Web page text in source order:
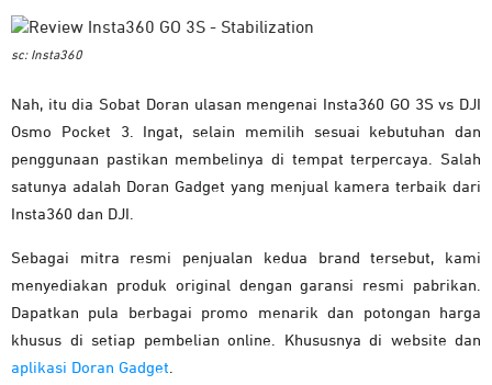
sc: Insta360
Nah, itu dia Sobat Doran ulasan mengenai Insta360 GO 3S vs DJI
Osmo Pocket 3. Ingat, selain memilih sesuai kebutuhan dan
penggunaan pastikan membelinya di tempat terpercaya. Salah
satunya adalah Doran Gadget yang menjual kamera terbaik dari
Insta360 dan DJI.
Sebagai mitra resmi penjualan kedua brand tersebut, kami
menyediakan produk original dengan garansi resmi pabrikan.
Dapatkan pula berbagai promo menarik dan potongan harga
khusus di setiap pembelian online. Khususnya di website dan
aplikasi Doran Gadget.